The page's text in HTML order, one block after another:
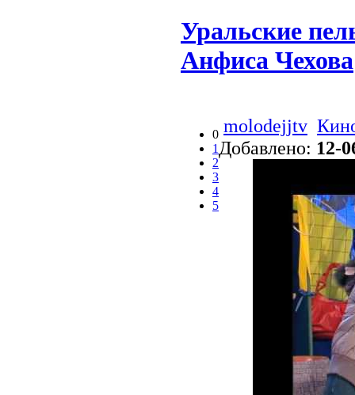
Уральские
Анфиса Чехова
0
1
2
3
4
5
molodejjtv
Добавлено: 12-